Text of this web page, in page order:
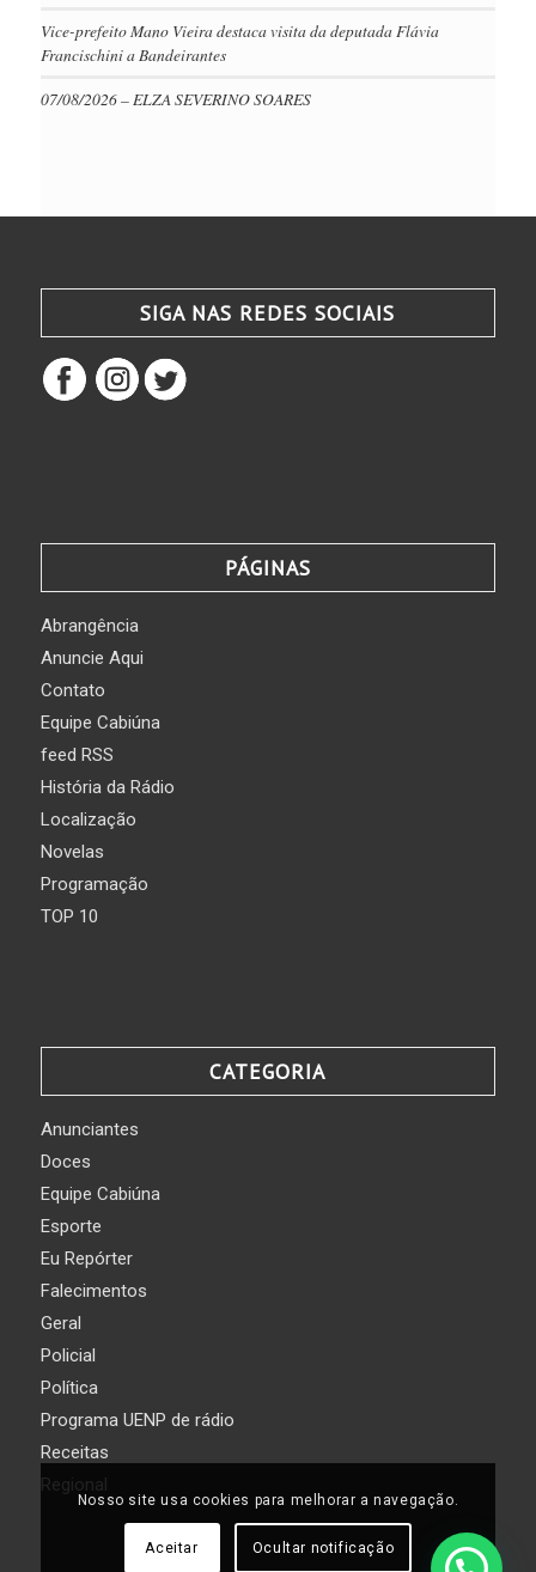
Vice-prefeito Mano Vieira destaca visita da deputada Flávia
Francischini a Bandeirantes
07/08/2026 – ELZA SEVERINO SOARES
SIGA NAS REDES SOCIAIS
PÁGINAS
Abrangência
Anuncie Aqui
Contato
Equipe Cabiúna
feed RSS
História da Rádio
Localização
Novelas
Programação
TOP 10
CATEGORIA
Anunciantes
Doces
Equipe Cabiúna
Esporte
Eu Repórter
Falecimentos
Geral
Policial
Política
Programa UENP de rádio
Receitas
Regional
Nosso site usa cookies para melhorar a navegação.
Aceitar Ocultar notificação